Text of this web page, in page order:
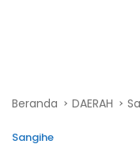
Beranda DAERAH
Sangihe